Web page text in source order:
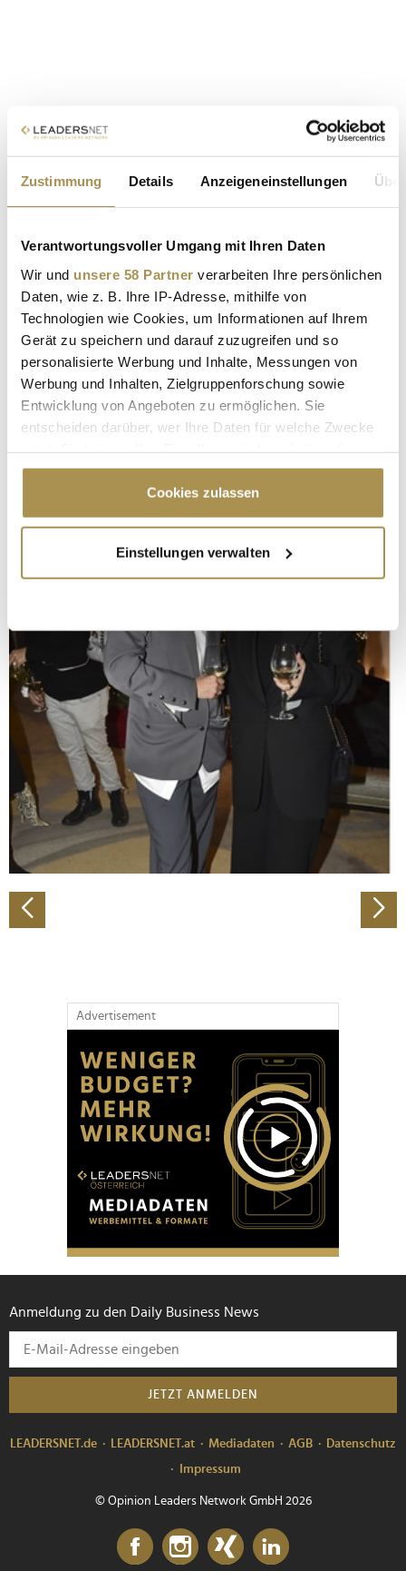
Zustimmung Details Anzeigeneinstellungen
Verantwortungsvoller Umgang mit Ihren Daten
Wir und unsere 58 Partner verarbeiten Ihre persönlichen
Daten, wie z. B. Ihre IP-Adresse, mithilfe von
Technologien wie Cookies, um Informationen auf Ihrem
Gerät zu speichern und darauf zuzugreifen und so
personalisierte Werbung und Inhalte, Messungen von
Werbung und Inhalten, Zielgruppenforschung sowie
Entwicklung von Angeboten zu ermöglichen. Sie
entscheiden darüber, wer Ihre Daten für welche Zwecke
Cookie-Erklärung oder durch Klicken auf das Privacy
Trigger Symbol ändern oder widerrufen
Informationen über Ihre geografische Lage
erfassen, welche bis auf einige Meter genau sein
bestimmten Merkmalen (Fingerprinting) identifizieren
Erfahren Sie mehr darüber, wie Ihre persönlichen Daten
verarbeitet werden, und legen Sie Ihre Präferenzen im
Abschnitt Einzelheitenfest.
Wir verwenden Cookies, um Inhalte und Anzeigen zu
personalisieren, Funktionen für soziale Medien anbieten
zu können und die Zugriffe auf unsere Website zu
analysieren. Außerdem geben wir Informationen zu Ihrer
Verwendung unserer Website an unsere Partner für
soziale Medien, Werbung und Analysen weiter. Unsere
Partner führen diese Informationen möglicherweise mit
weiteren Daten zusammen, die Sie ihnen bereitgestellt
Cookies zulassen
Einstellungen verwalten
Advertisement
Anmeldung zu den Daily Business News
JETZT ANMELDEN
LEADERSNET.de LEADERSNET.at Mediadaten AGB
Datenschutz
Impressum
© Opinion Leaders Network GmbH 2026